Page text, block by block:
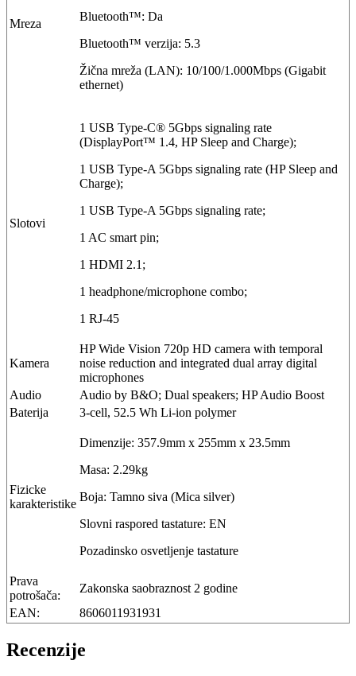
Mreza
Bluetooth™: Da
Bluetooth™ verzija: 5.3
Žična mreža (LAN): 10/100/1.000Mbps (Gigabit
ethernet)
Slotovi
1 USB Type-C® 5Gbps signaling rate
(DisplayPort™ 1.4, HP Sleep and Charge);
1 USB Type-A 5Gbps signaling rate (HP Sleep and
Charge);
1 USB Type-A 5Gbps signaling rate;
1 AC smart pin;
1 HDMI 2.1;
1 headphone/microphone combo;
1 RJ-45
Kamera
HP Wide Vision 720p HD camera with temporal
noise reduction and integrated dual array digital
microphones
Audio
Audio by B&O; Dual speakers; HP Audio Boost
Baterija
3-cell, 52.5 Wh Li-ion polymer
Fizicke
karakteristike
Dimenzije: 357.9mm x 255mm x 23.5mm
Masa: 2.29kg
Boja: Tamno siva (Mica silver)
Slovni raspored tastature: EN
Pozadinsko osvetljenje tastature
Prava
potrošača:
Zakonska saobraznost 2 godine
EAN:
8606011931931
Recenzije